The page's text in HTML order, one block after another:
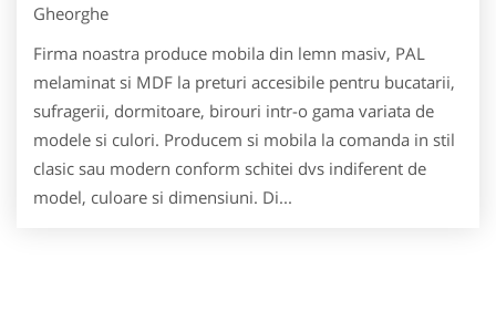
Gheorghe
Firma noastra produce mobila din lemn masiv, PAL
melaminat si MDF la preturi accesibile pentru bucatarii,
sufragerii, dormitoare, birouri intr-o gama variata de
modele si culori. Producem si mobila la comanda in stil
clasic sau modern conform schitei dvs indiferent de
model, culoare si dimensiuni. Di...